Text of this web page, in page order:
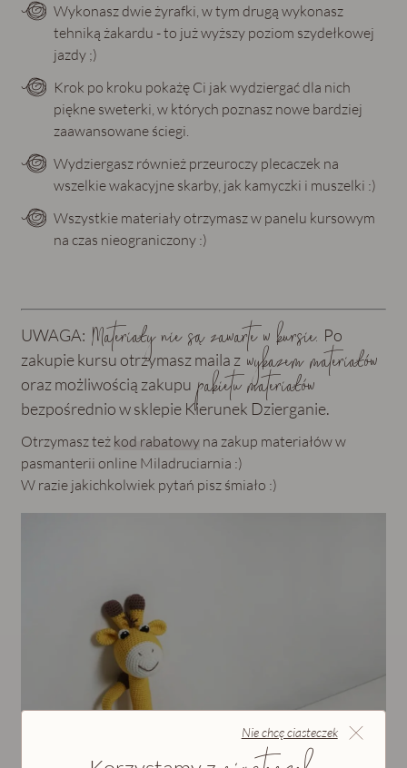
Wykonasz dwie żyrafki, w tym drugą wykonasz
tehniką żakardu - to już wyższy poziom szydełkowej
jazdy ;)
Krok po kroku pokażę Ci jak wydziergać dla nich
piękne sweterki, w których poznasz nowe bardziej
zaawansowane ściegi.
Wydziergasz również przeuroczy plecaczek na
wszelkie wakacyjne skarby, jak kamyczki i muszelki :)
Wszystkie materiały otrzymasz w panelu kursowym
na czas nieograniczony :)
UWAGA: Materiały nie są zawarte w kursie. Po
zakupie kursu otrzymasz maila z wykazem materiałów
oraz możliwością zakupu pakietu materiałów
bezpośrednio w sklepie Kierunek Dzierganie.
Otrzymasz też kod rabatowy na zakup materiałów w
pasmanterii online Miladruciarnia :)
W razie jakichkolwiek pytań pisz śmiało :)
Nie chcę ciasteczek